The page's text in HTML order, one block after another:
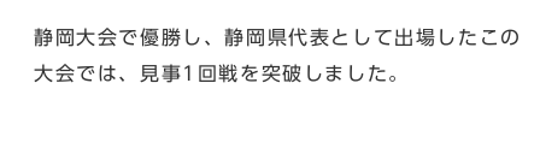
静岡大会で優勝し、静岡県代表として出場したこの
大会では、見事1回戦を突破しました。